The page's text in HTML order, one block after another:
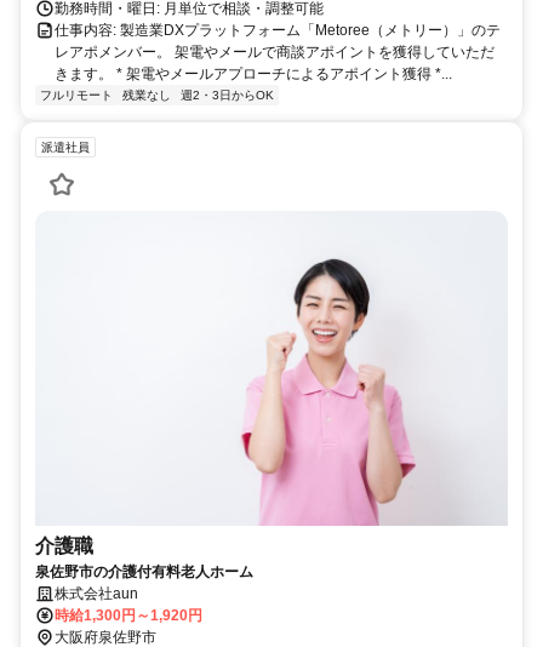
勤務時間・曜日: 月単位で相談・調整可能
仕事内容: 製造業DXプラットフォーム「Metoree（メトリー）」のテ
レアポメンバー。 架電やメールで商談アポイントを獲得していただ
きます。 * 架電やメールアプローチによるアポイント獲得 *...
フルリモート 残業なし 週2・3日からOK
派遣社員
介護職
泉佐野市の介護付有料老人ホーム
株式会社aun
時給1,300円～1,920円
大阪府泉佐野市